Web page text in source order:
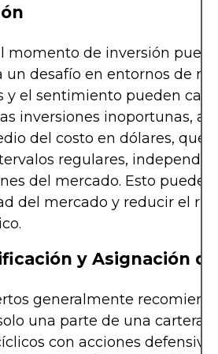
momento de inversión
un desafío en entornos de
y el sentimiento pueden
inversiones inoportunas,
del costo en dólares, que
regulares,
del mercado. Esto puede
del mercado y reducir el
y Asignación de
generalmente
una parte de una cartera
con acciones